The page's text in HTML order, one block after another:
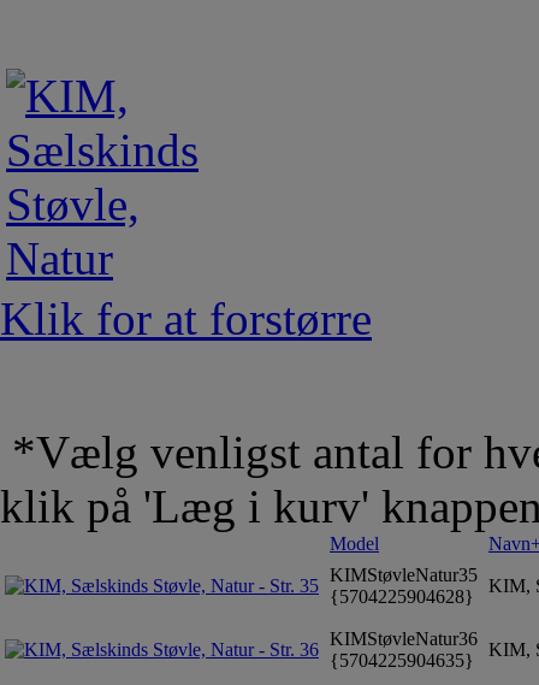
Klik for at forstørre
*Vælg venligst antal for
klik på 'Læg i kurv'
Model
KIMStøvleNatur35
{5704225904628}
KIM,
KIMStøvleNatur36
{5704225904635}
KIM,